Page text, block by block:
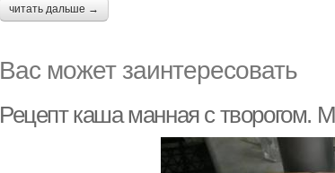
читать дальше →
Вас может заинтересовать
Рецепт каша манная с творогом.